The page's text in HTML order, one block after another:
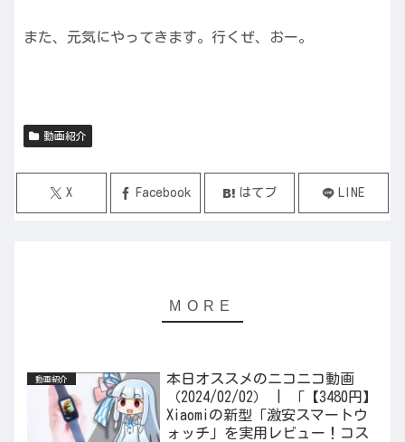
また、元気にやってきます。行くぜ、おー。
動画紹介
X Facebook はてブ LINE
動画紹介
本日オススメのニコニコ動画
（2024/02/02） | 「【3480円】
Xiaomiの新型「激安スマートウ
ォッチ」を実用レビュー！コス